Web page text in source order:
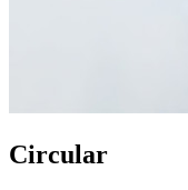
Circular